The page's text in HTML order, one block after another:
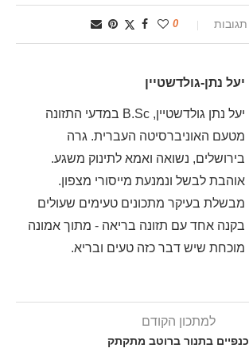
0
יעל נתן-גולדשטיין
יעל נתן גולדשטיין, B.Sc במדעי התזונה
מטעם האוניברסיטה העברית. גרה
בירושלים, נשואה ואמא לתינוק משגע.
אוהבת לבשל ונמנעת מייסורי מצפון.
מבשלת בעיקר מתכונים טעימים שעולים
בקנה אחד עם תזונה בריאה - מתוך אמונה
מוכחת שיש דבר כזה טעים ובריא.
למתכון הקודם
כנפיים בתנור ברוטב מתקתק